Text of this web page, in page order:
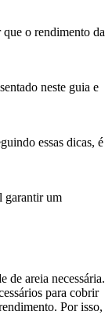
que o rendimento da
neste guia e
essas dicas, é
garantir um
de areia necessária.
para cobrir
Por isso,